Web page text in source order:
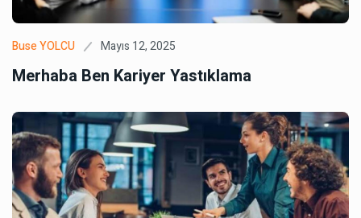
Buse YOLCU Mayıs 12, 2025
Merhaba Ben Kariyer Yastıklama